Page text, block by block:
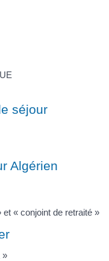
séjour
Algérien
« conjoint de retraité »
»